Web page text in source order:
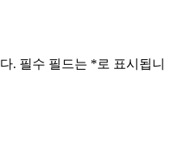
. 필수 필드는 *로 표시됩니